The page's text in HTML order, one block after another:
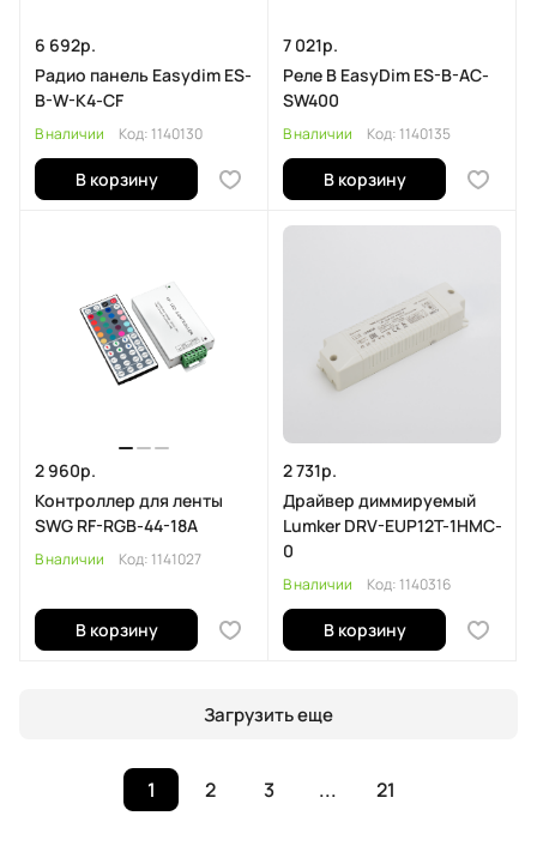
6 692р.
Радио панель Easydim ES-
B-W-K4-CF
В наличии Код: 1140130
В корзину
7 021р.
Реле В EasyDim ES-B-AC-
SW400
В наличии Код: 1140135
В корзину
2 960р.
Контроллер для ленты
SWG RF-RGB-44-18A
В наличии Код: 1141027
В корзину
2 731р.
Драйвер диммируемый
Lumker DRV-EUP12T-1HMC-
0
В наличии Код: 1140316
В корзину
Загрузить еще
1 2 3 ... 21